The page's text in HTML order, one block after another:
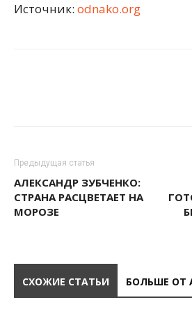
Источник: odnako.org
Предыдущая статья
АЛЕКСАНДР ЗУБЧЕНКО:
СТРАНА РАСЦВЕТАЕТ НА
МОРОЗЕ
СХОЖИЕ СТАТЬИ БОЛЬШЕ ОТ